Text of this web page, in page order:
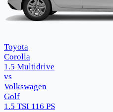
Toyota
Corolla
1.5 Multidrive
vs
Volkswagen
Golf
1.5 TSI 116 PS